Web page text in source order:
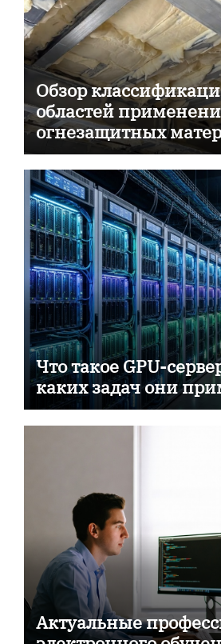
Обзор
областей
огнезащитных
пассивной
защиты
Что такое GPU-
каких задач они
Актуальные